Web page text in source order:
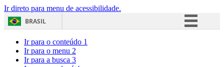
Ir direto para menu de acessibilidade.
BRASIL
Ir para o conteúdo 1
Ir para o menu 2
Ir para a busca 3